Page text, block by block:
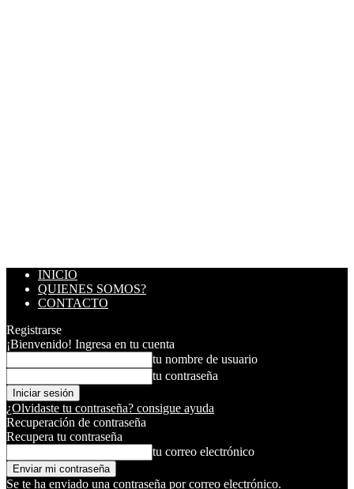
INICIO
QUIENES SOMOS?
CONTACTO
Registrarse
¡Bienvenido! Ingresa en tu cuenta
tu nombre de usuario
tu contraseña
¿Olvidaste tu contraseña? consigue ayuda
Recuperación de contraseña
Recupera tu contraseña
tu correo electrónico
Se te ha enviado una contraseña por correo electrónico.